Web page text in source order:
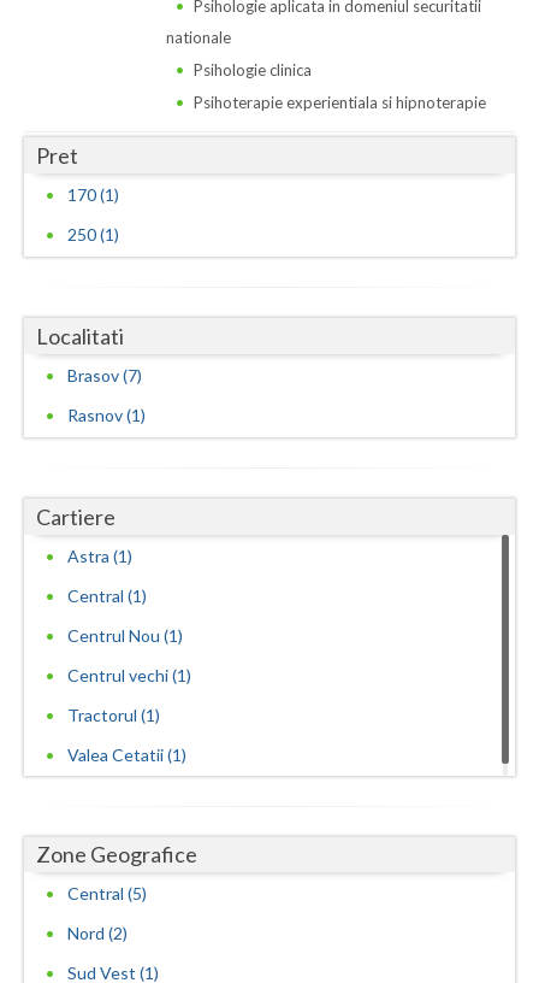
Psihologie aplicata in domeniul securitatii
nationale
Psihologie clinica
Psihoterapie experientiala si hipnoterapie
Pret
170 (1)
250 (1)
Localitati
Brasov (7)
Rasnov (1)
Cartiere
Astra (1)
Central (1)
Centrul Nou (1)
Centrul vechi (1)
Tractorul (1)
Valea Cetatii (1)
Zone Geografice
Central (5)
Nord (2)
Sud Vest (1)